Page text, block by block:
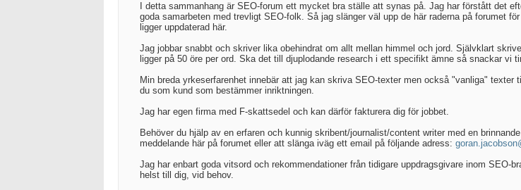
I detta sammanhang är SEO-forum ett mycket bra ställe att synas på. Jag har förstått det
goda samarbeten med trevligt SEO-folk. Så jag slänger väl upp de här raderna på forumet
ligger uppdaterad här.
Jag jobbar snabbt och skriver lika obehindrat om allt mellan himmel och jord. Självklart
ligger på 50 öre per ord. Ska det till djuplodande research i ett specifikt ämne så snackar vi
Min breda yrkeserfarenhet innebär att jag kan skriva SEO-texter men också "vanliga"
du som kund som bestämmer inriktningen.
Jag har egen firma med F-skattsedel och kan därför fakturera dig för jobbet.
Behöver du hjälp av en erfaren och kunnig skribent/journalist/content writer med en
meddelande här på forumet eller att slänga iväg ett email på följande adress:
Jag har enbart goda vitsord och rekommendationer från tidigare uppdragsgivare inom SEO-
helst till dig, vid behov.